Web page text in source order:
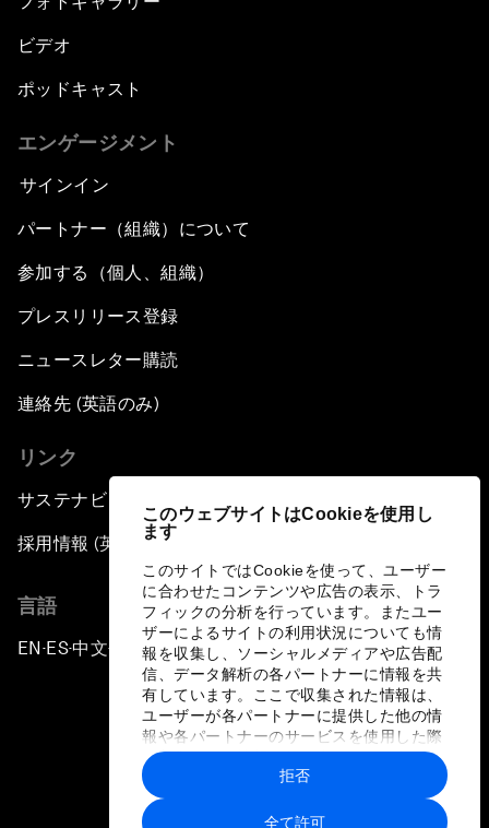
このウェブサイトはCookieを使用し
ます
このサイトではCookieを使って、ユーザー
に合わせたコンテンツや広告の表示、トラ
フィックの分析を行っています。またユー
ザーによるサイトの利用状況についても情
報を収集し、ソーシャルメディアや広告配
信、データ解析の各パートナーに情報を共
有しています。ここで収集された情報は、
ユーザーが各パートナーに提供した他の情
報や各パートナーのサービスを使用した際
に収集された情報と組み合わされ、各パー
トナーによって使用されることがありま
す。
全て許可
拒否
ビデオ
ポッドキャスト
エンゲージメント
サインイン
パートナー（組織）について
参加する（個人、組織）
プレスリリース登録
ニュースレター購読
連絡先 (英語のみ)
リンク
サステナビリティへの取り組み
採用情報 (英語のみ)
言語
EN ▪ES▪中文▪ 日本語
プライバシーポリシーと利用規約